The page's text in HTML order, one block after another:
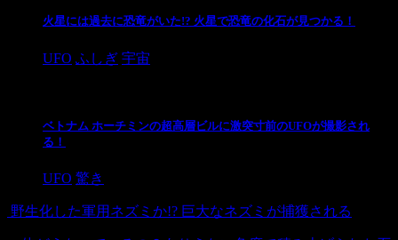
火星には過去に恐竜がいた!? 火星で恐竜の化石が見つかる！
UFO ふしぎ 宇宙
ベトナム ホーチミンの超高層ビルに激突寸前のUFOが撮影され
る！
UFO 驚き
野生化した軍用ネズミか!? 巨大なネズミが捕獲される